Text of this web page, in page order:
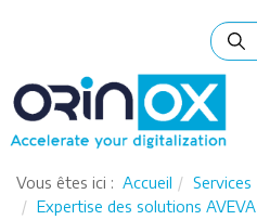
Vous êtes ici : Accueil
Services
Expertise des solutions AVEVA